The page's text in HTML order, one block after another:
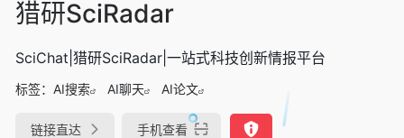
猎研SciRadar
SciChat|猎研SciRadar|一站式科技创新情报平台
标签： AI搜索 AI聊天 AI论文
链接直达 手机查看